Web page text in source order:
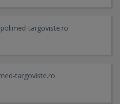
targoviste.ro
targoviste.ro